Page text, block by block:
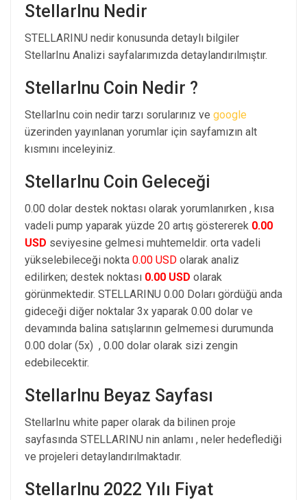
StellarInu Nedir
STELLARINU nedir konusunda detaylı bilgiler
StellarInu Analizi sayfalarımızda detaylandırılmıştır.
StellarInu Coin Nedir ?
StellarInu coin nedir tarzı sorularınız ve google
üzerinden yayınlanan yorumlar için sayfamızın alt
kısmını inceleyiniz.
StellarInu Coin Geleceği
0.00 dolar destek noktası olarak yorumlanırken , kısa
vadeli pump yaparak yüzde 20 artış göstererek 0.00
USD seviyesine gelmesi muhtemeldir. orta vadeli
yükselebileceği nokta 0.00 USD olarak analiz
edilirken; destek noktası 0.00 USD olarak
görünmektedir. STELLARINU 0.00 Doları gördüğü anda
gideceği diğer noktalar 3x yaparak 0.00 dolar ve
devamında balina satışlarının gelmemesi durumunda
0.00 dolar (5x) , 0.00 dolar olarak sizi zengin
edebilecektir.
StellarInu Beyaz Sayfası
StellarInu white paper olarak da bilinen proje
sayfasında STELLARINU nin anlamı , neler hedeflediği
ve projeleri detaylandırılmaktadır.
StellarInu 2022 Yılı Fiyat